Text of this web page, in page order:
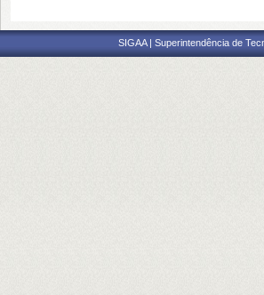
SIGAA | Superintendência de